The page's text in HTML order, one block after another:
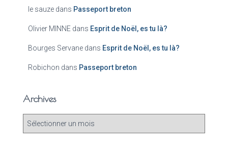
le sauze dans Passeport breton
Olivier MINNE dans Esprit de Noël, es tu là?
Bourges Servane dans Esprit de Noël, es tu là?
Robichon dans Passeport breton
Archives